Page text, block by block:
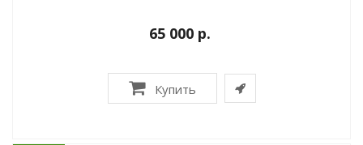
65 000 р.
Купить